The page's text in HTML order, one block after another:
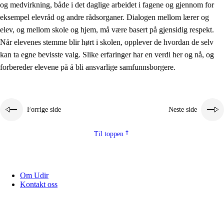
og medvirkning, både i det daglige arbeidet i fagene og gjennom for
eksempel elevråd og andre rådsorganer. Dialogen mellom lærer og
elev, og mellom skole og hjem, må være basert på gjensidig respekt.
Når elevenes stemme blir hørt i skolen, opplever de hvordan de selv
kan ta egne bevisste valg. Slike erfaringer har en verdi her og nå, og
forbereder elevene på å bli ansvarlige samfunnsborgere.
Forrige side Neste side
Til toppen
Om Udir
Kontakt oss